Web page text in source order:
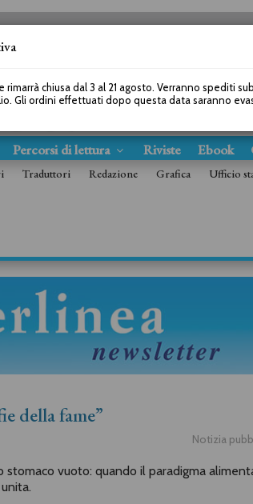
Percorsi di lettura Riviste Ebook
Traduttori Redazione Grafica Ufficio
della fame”
Notizia
vuoto: quando il paradigma
rimarrà chiusa dal 3 al 21 agosto. Verranno spediti
Gli ordini effettuati dopo questa data saranno